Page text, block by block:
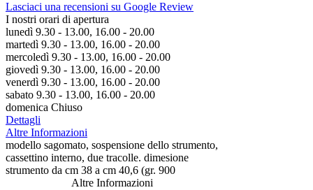
Lasciaci una recensioni su Google Review
I nostri orari di apertura
lunedì 9.30 - 13.00, 16.00 - 20.00
martedì 9.30 - 13.00, 16.00 - 20.00
mercoledì 9.30 - 13.00, 16.00 - 20.00
giovedì 9.30 - 13.00, 16.00 - 20.00
venerdì 9.30 - 13.00, 16.00 - 20.00
sabato 9.30 - 13.00, 16.00 - 20.00
domenica Chiuso
Dettagli
Altre Informazioni
modello sagomato, sospensione dello strumento,
cassettino interno, due tracolle. dimesione
strumento da cm 38 a cm 40,6 (gr. 900
Altre Informazioni